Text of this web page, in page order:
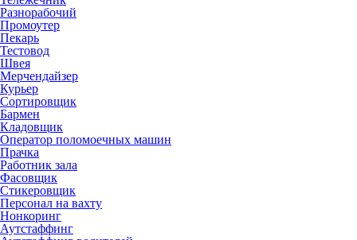
Разнорабочий
Промоутер
Пекарь
Тестовод
Швея
Мерчендайзер
Курьер
Сортировщик
Бармен
Кладовщик
Оператор поломоечных машин
Прачка
Работник зала
Фасовщик
Стикеровщик
Персонал на вахту
Нонкоринг
Аутстаффинг